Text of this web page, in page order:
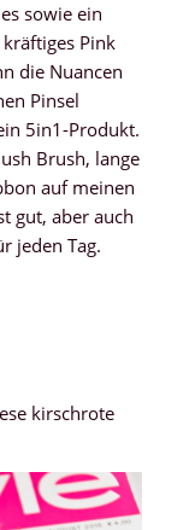
sowie ein
Pink
die Nuancen
Pinsel
5in1-Produkt.
Brush, lange
auf meinen
gut, aber auch
jeden Tag.
kirschrote